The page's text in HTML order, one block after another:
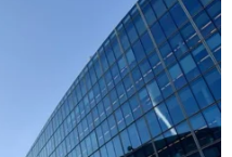
nước